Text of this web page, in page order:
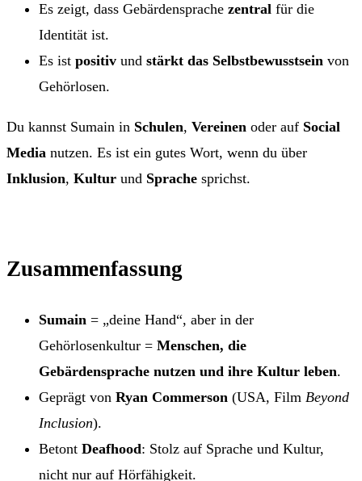
Es zeigt, dass Gebärdensprache zentral für die
Identität ist.
Es ist positiv und stärkt das Selbstbewusstsein von
Gehörlosen.
Du kannst Sumain in Schulen, Vereinen oder auf Social
Media nutzen. Es ist ein gutes Wort, wenn du über
Inklusion, Kultur und Sprache sprichst.
Zusammenfassung
Sumain = „deine Hand“, aber in der
Gehörlosenkultur = Menschen, die
Gebärdensprache nutzen und ihre Kultur leben.
Geprägt von Ryan Commerson (USA, Film Beyond
Inclusion).
Betont Deafhood: Stolz auf Sprache und Kultur,
nicht nur auf Hörfähigkeit.